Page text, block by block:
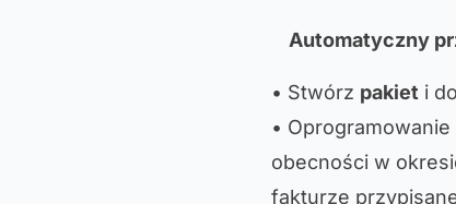
Automatyczny
• Stwórz pakiet i
•
obecności w
fakturze